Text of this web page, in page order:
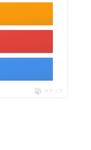
ポチップ